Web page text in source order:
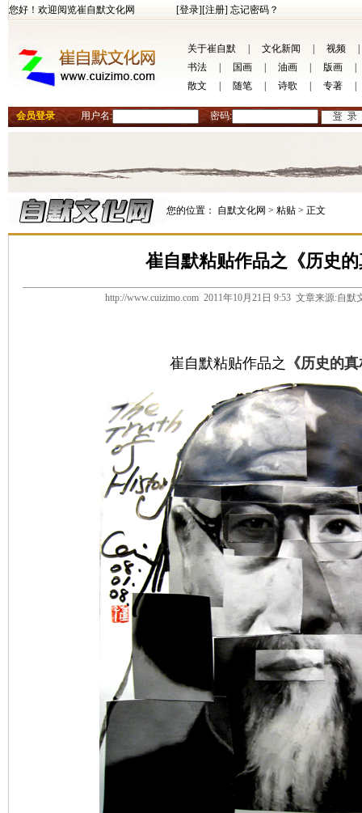
您好！欢迎阅览崔自默文化网 [登录][注册] 忘记密码？
关于崔自默 文化新闻 视频
书法
国画 油画 版画
散文
随笔 诗歌 专著
会员登录 用户名: 密码:
您的位置： 自默文化网 > 粘贴 > 正文
崔自默粘贴作品之《历史
http://www.cuizimo.com 2011年10月21日 9:53 文章来源:自
崔自默粘贴作品之 《历史的